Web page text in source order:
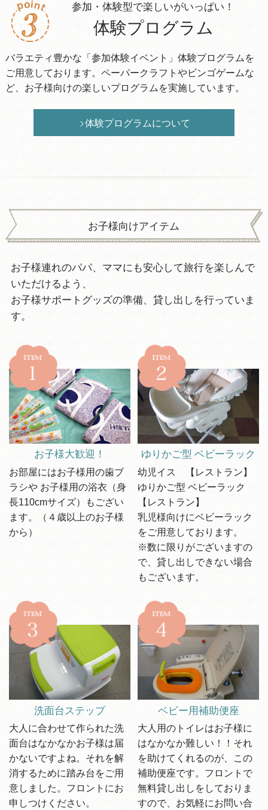
参加・体験型で楽しいがいっぱい！
体験プログラム
バラエティ豊かな「参加体験イベント」体験プログラムを
ご用意しております。ペーパークラフトやビンゴゲームな
ど、お子様向けの楽しいプログラムを実施しています。
体験プログラムについて
お子様向けアイテム
お子様連れのパパ、ママにも安心して旅行を楽しんで
いただけるよう、
お子様サポートグッズの準備、貸し出しを行っていま
す。
お子様大歓迎！
お部屋にはお子様用の歯ブ
ラシや お子様用の浴衣（身
長110cmサイズ）もござい
ます。（４歳以上のお子様
から）
ゆりかご型 ベビーラック
幼児イス 【レストラン】
ゆりかご型 ベビーラック
【レストラン】
乳児様向けにベビーラック
をご用意しております。
※数に限りがございますの
で、貸し出しできない場合
もございます。
洗面台ステップ
大人に合わせて作られた洗
面台はなかなかお子様は届
かないですよね。それを解
消するために踏み台をご用
意しました。フロントにお
申しつけください。
ベビー用補助便座
大人用のトイレはお子様に
はなかなか難しい！！それ
を助けてくれるのが、この
補助便座です。フロントで
無料貸し出しをしておりま
すので、お気軽にお問い合